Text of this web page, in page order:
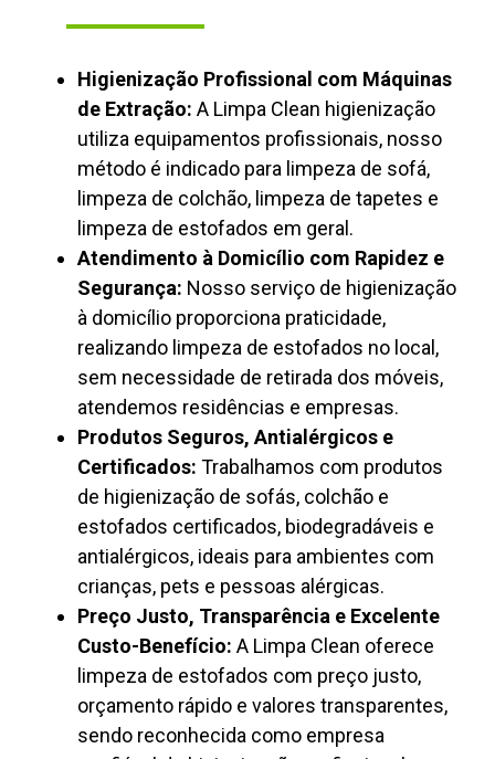
Higienização Profissional com Máquinas
de Extração: A Limpa Clean higienização
utiliza equipamentos profissionais, nosso
método é indicado para limpeza de sofá,
limpeza de colchão, limpeza de tapetes e
limpeza de estofados em geral.
Atendimento à Domicílio com Rapidez e
Segurança: Nosso serviço de higienização
à domicílio proporciona praticidade,
realizando limpeza de estofados no local,
sem necessidade de retirada dos móveis,
atendemos residências e empresas.
Produtos Seguros, Antialérgicos e
Certificados: Trabalhamos com produtos
de higienização de sofás, colchão e
estofados certificados, biodegradáveis e
antialérgicos, ideais para ambientes com
crianças, pets e pessoas alérgicas.
Preço Justo, Transparência e Excelente
Custo-Benefício: A Limpa Clean oferece
limpeza de estofados com preço justo,
orçamento rápido e valores transparentes,
sendo reconhecida como empresa